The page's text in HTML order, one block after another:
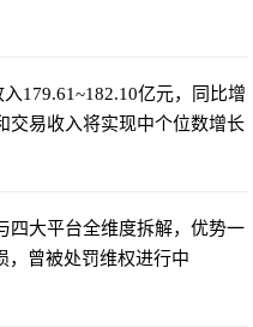
179.61~182.10亿元，同比增
交易收入将实现中个位数增长
四大平台全维度拆解，优势一
，曾被处罚维权进行中